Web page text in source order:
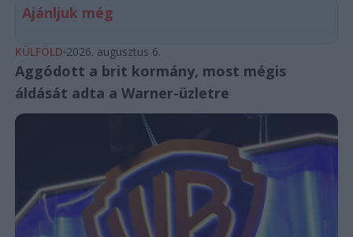
Ajánljuk még
KÜLFÖLD 2026. augusztus 6.
Aggódott a brit kormány, most mégis
áldását adta a Warner-üzletre